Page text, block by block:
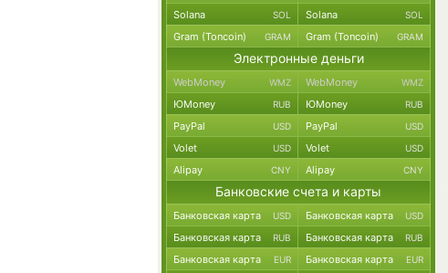
Solana SOL Solana SOL
Gram (Toncoin) GRAM Gram (Toncoin) GRAM
Электронные деньги
WebMoney WMZ WebMoney WMZ
ЮMoney RUB ЮMoney RUB
PayPal USD PayPal USD
Volet USD Volet USD
Alipay CNY Alipay CNY
Банковские счета и карты
Банковская карта USD Банковская карта USD
Банковская карта RUB Банковская карта RUB
Банковская карта EUR Банковская карта EUR